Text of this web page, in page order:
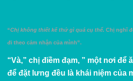
“Chị không thiết kế thứ gì quá cụ thể. Chị nghĩ
đi theo cảm nhận của mình”.
“Và,” chị điềm đạm, ” một nơi để
để đặt lưng đều là khái niệm của